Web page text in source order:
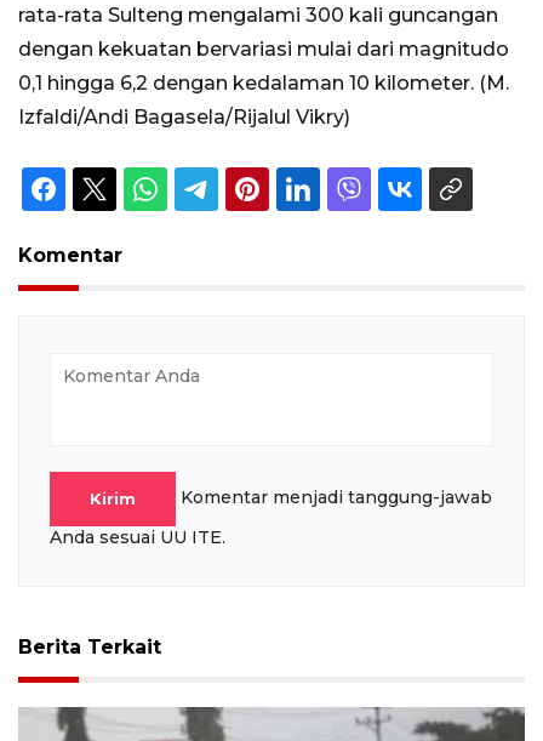
rata-rata Sulteng mengalami 300 kali guncangan
dengan kekuatan bervariasi mulai dari magnitudo
0,1 hingga 6,2 dengan kedalaman 10 kilometer. (M.
Izfaldi/Andi Bagasela/Rijalul Vikry)
Komentar
Kirim
Komentar menjadi tanggung-jawab
Anda sesuai UU ITE.
Berita Terkait